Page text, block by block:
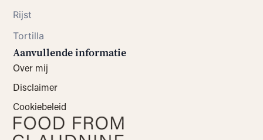
Rijst
Tortilla
Aanvullende informatie
Over mij
Disclaimer
Cookiebeleid